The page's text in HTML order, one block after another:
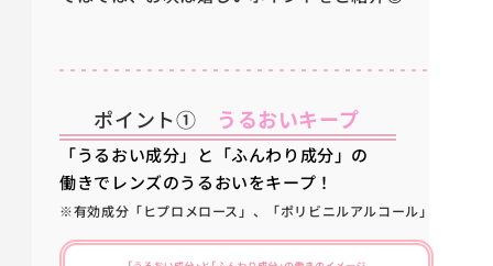
ポイント① うるおいキープ
「うるおい成分」と「ふんわり成分」の
働きでレンズのうるおいをキープ！
※有効成分「ヒプロメロース」、「ポリビニルアルコール」